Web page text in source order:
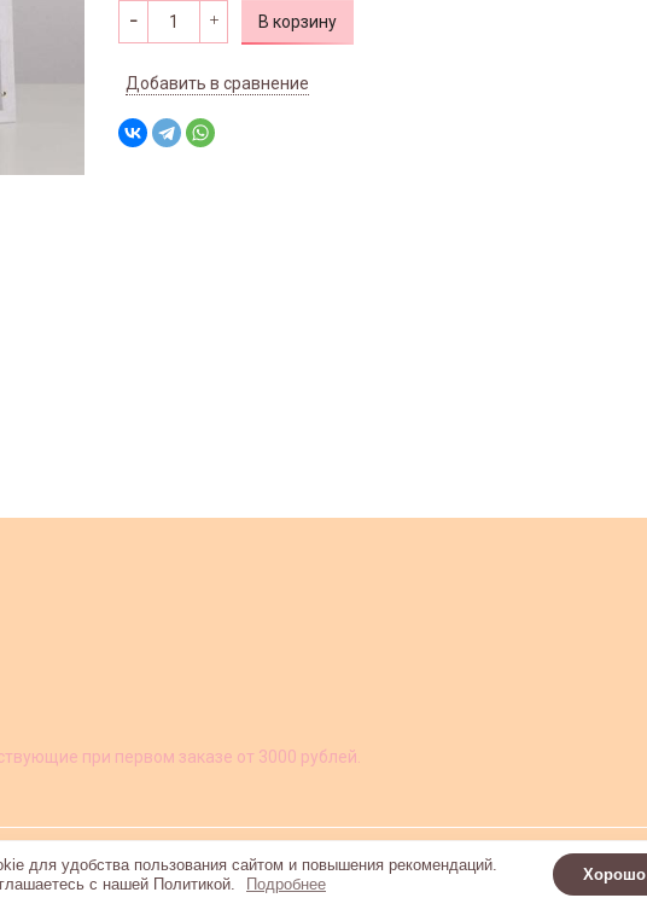
В корзину
Добавить в сравнение
при первом заказе от 3000 рублей.
для удобства пользования сайтом и повышения рекомендаций.
с нашей Политикой.
Подробнее Хорошо